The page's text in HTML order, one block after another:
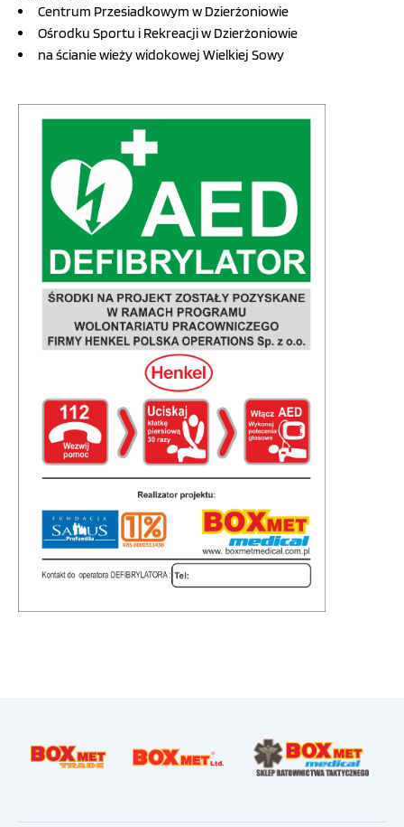
Centrum Przesiadkowym w Dzierżoniowie
Ośrodku Sportu i Rekreacji w Dzierżoniowie
na ścianie wieży widokowej Wielkiej Sowy